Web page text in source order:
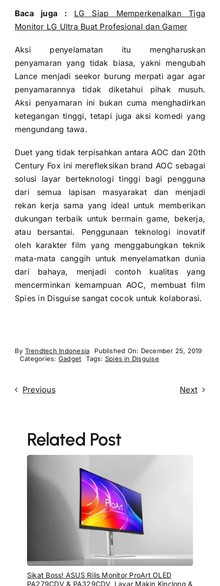
Baca juga : LG Siap Memperkenalkan Tiga
Monitor LG Ultra Buat Profesional dan Gamer
Aksi penyelamatan itu mengharuskan
penyamaran yang tidak biasa, yakni mengubah
Lance menjadi seekor burung merpati agar agar
penyamarannya tidak diketahui pihak musuh.
Aksi penyamaran ini bukan cuma menghadirkan
ketegangan tinggi, tetapi juga aksi komedi yang
mengundang tawa.
Duet yang tidak terpisahkan antara AOC dan 20th
Century Fox ini merefleksikan brand AOC sebagai
solusi layar berteknologi tinggi bagi pengguna
dari semua lapisan masyarakat dan menjadi
rekan kerja sama yang ideal untuk memberikan
dukungan terbaik untuk bermain game, bekerja,
atau bersantai. Penggunaan teknologi inovatif
oleh karakter film yang menggabungkan teknik
mata-mata canggih untuk menyelamatkan dunia
dari bahaya, menjadi contoh kualitas yang
mencerminkan kemampuan AOC, membuat film
Spies in Disguise sangat cocok untuk kolaborasi.
By Trendtech Indonesia
Published On: December 25, 2019
Categories: Gadget Tags: Spies in Disguise
Previous Next
Related Post
Sikat Boss! ASUS Rilis Monitor ProArt OLED
PA279CDV & PA329CDV, Layar Makin Kinclong &